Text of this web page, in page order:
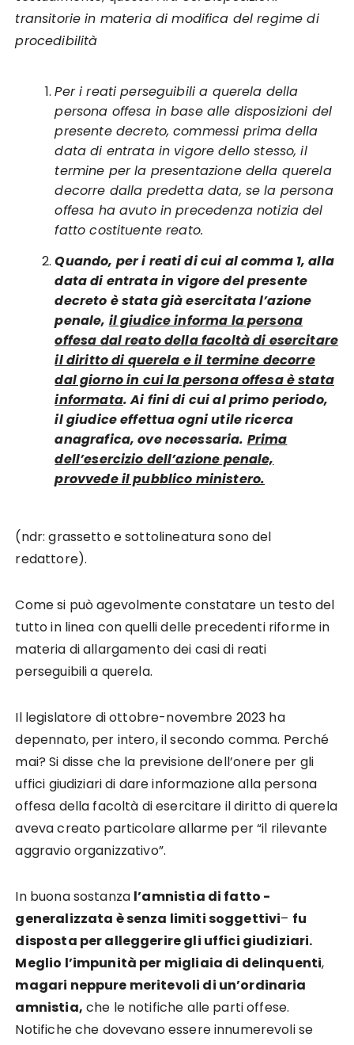
transitorie in materia di modifica del regime di
procedibilità
Per i reati perseguibili a querela della
persona offesa in base alle disposizioni del
presente decreto, commessi prima della
data di entrata in vigore dello stesso, il
termine per la presentazione della querela
decorre dalla predetta data, se la persona
offesa ha avuto in precedenza notizia del
fatto costituente reato.
Quando, per i reati di cui al comma 1, alla
data di entrata in vigore del presente
decreto è stata già esercitata l’azione
penale, il giudice informa la persona
offesa dal reato della facoltà di esercitare
il diritto di querela e il termine decorre
dal giorno in cui la persona offesa è stata
informata. Ai fini di cui al primo periodo,
il giudice effettua ogni utile ricerca
anagrafica, ove necessaria. Prima
dell’esercizio dell’azione penale,
provvede il pubblico ministero.
(ndr: grassetto e sottolineatura sono del
redattore).
Come si può agevolmente constatare un testo del
tutto in linea con quelli delle precedenti riforme in
materia di allargamento dei casi di reati
perseguibili a querela.
Il legislatore di ottobre-novembre 2023 ha
depennato, per intero, il secondo comma. Perché
mai? Si disse che la previsione dell’onere per gli
uffici giudiziari di dare informazione alla persona
offesa della facoltà di esercitare il diritto di querela
aveva creato particolare allarme per “il rilevante
aggravio organizzativo”.
In buona sostanza l’amnistia di fatto -
generalizzata è senza limiti soggettivi– fu
disposta per alleggerire gli uffici giudiziari.
Meglio l’impunità per migliaia di delinquenti,
magari neppure meritevoli di un’ordinaria
amnistia, che le notifiche alle parti offese.
Notifiche che dovevano essere innumerevoli se